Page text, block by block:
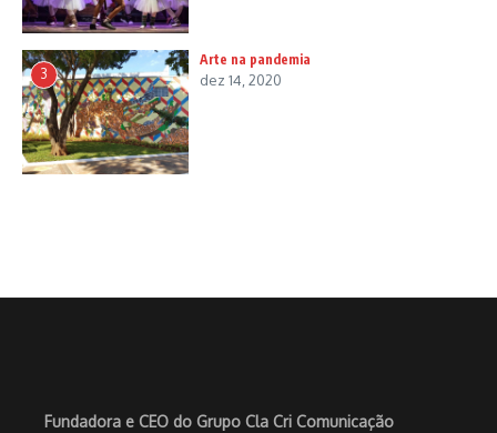
3
Arte na pandemia
dez 14, 2020
Fundadora e CEO do Grupo Cla Cri Comunicação